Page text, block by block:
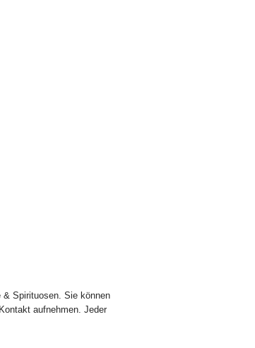
& Spirituosen. Sie können
aufnehmen. Jeder